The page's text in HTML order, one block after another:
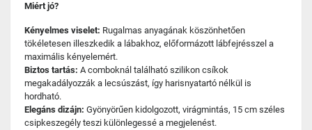
Miért jó?
Kényelmes viselet: Rugalmas anyagának köszönhetően
tökéletesen illeszkedik a lábakhoz, előformázott lábfejrésszel a
maximális kényelemért.
Biztos tartás: A comboknál található szilikon csíkok
megakadályozzák a lecsúszást, így harisnyatartó nélkül is
hordható.
Elegáns dizájn: Gyönyörűen kidolgozott, virágmintás, 15 cm széles
csipkeszegély teszi különlegessé a megjelenést.